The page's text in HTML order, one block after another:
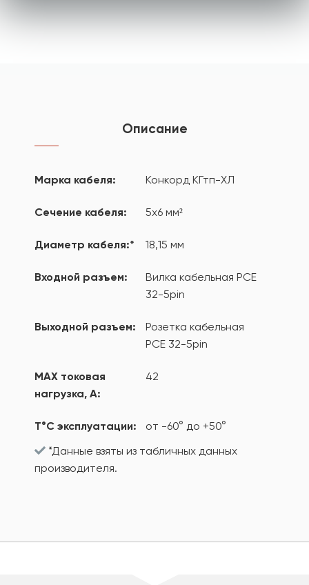
Описание
Марка кабеля: Конкорд КГтп-ХЛ
Сечение кабеля: 5х6 мм²
Диаметр кабеля:* 18,15 мм
Входной разъем:
Вилка кабельная PCE
32-5pin
Выходной разъем:
Розетка кабельная
PCE 32-5pin
MAX токовая
нагрузка, А:
42
T°С эксплуатации:
от -60° до +50°
*Данные взяты из табличных данных
производителя.